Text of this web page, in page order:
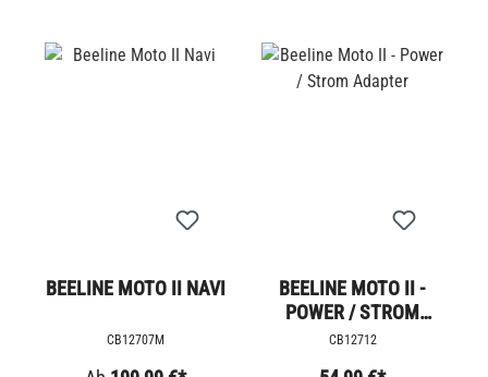
BEELINE MOTO II NAVI
CB12707M
BEELINE MOTO II -
POWER / STROM
ADAPTER
CB12712